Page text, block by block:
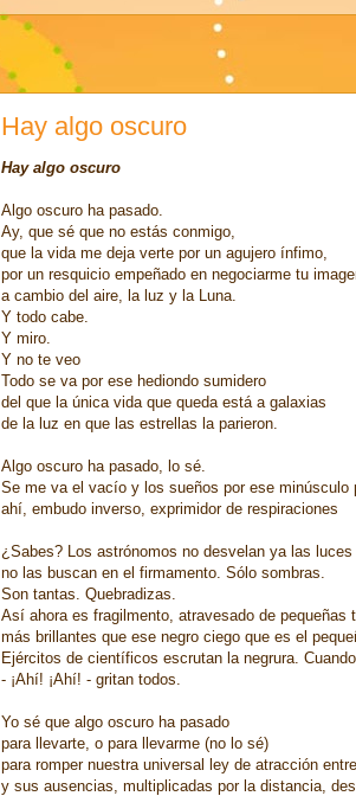
Hay algo oscuro
Hay algo oscuro
Algo oscuro ha pasado.
Ay, que sé que no estás conmigo,
que la vida me deja verte por un agujero ínfimo,
por un resquicio empeñado en negociarme tu
a cambio del aire, la luz y la Luna.
Y todo cabe.
Y miro.
Y no te veo
Todo se va por ese hediondo sumidero
del que la única vida que queda está a galaxias
de la luz en que las estrellas la parieron.
Algo oscuro ha pasado, lo sé.
Se me va el vacío y los sueños por ese minúsculo
ahí, embudo inverso, exprimidor de respiraciones
¿Sabes? Los astrónomos no desvelan ya las luces
no las buscan en el firmamento. Sólo sombras.
Son tantas. Quebradizas.
Así ahora es fragilmento, atravesado de pequeñas
más brillantes que ese negro ciego que es el
Ejércitos de científicos escrutan la negrura.
- ¡Ahí! ¡Ahí! - gritan todos.
Yo sé que algo oscuro ha pasado
para llevarte, o para llevarme (no lo sé)
para romper nuestra universal ley de atracción
y sus ausencias, multiplicadas por la distancia,